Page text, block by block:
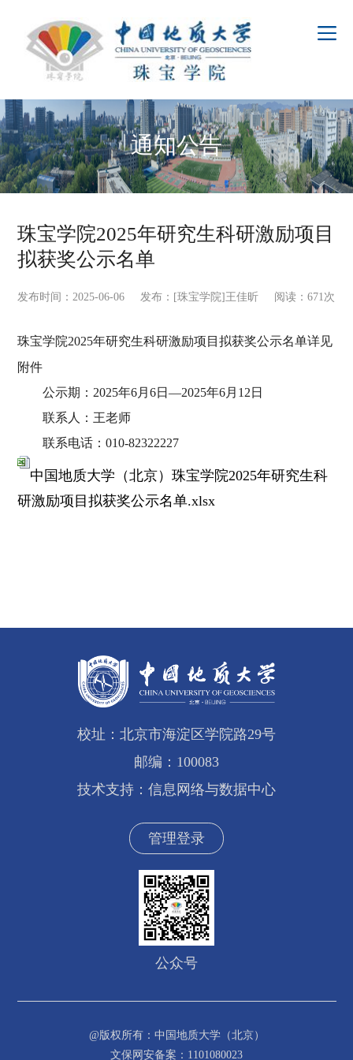
通知公告
珠宝学院2025年研究生科研激励项目
拟获奖公示名单
发布时间：2025-06-06 发布：[珠宝学院]王佳昕 阅读： 671次
珠宝学院2025年研究生科研激励项目拟获奖公示名单详见
附件
公示期：2025年6月6日—2025年6月12日
联系人：王老师
联系电话：010-82322227
中国地质大学（北京）珠宝学院2025年研究生科
研激励项目拟获奖公示名单.xlsx
校址：北京市海淀区学院路29号
邮编：100083
技术支持：信息网络与数据中心
管理登录
公众号
@版权所有：中国地质大学（北京）
文保网安备案：1101080023